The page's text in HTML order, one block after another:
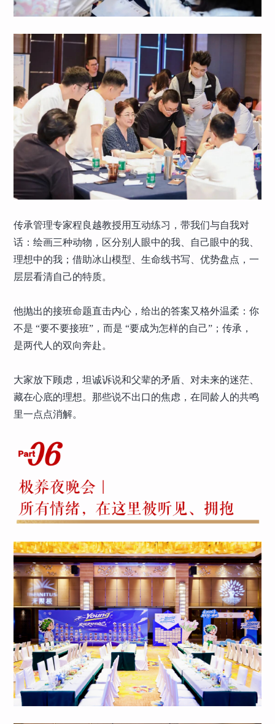
传承管理专家程良越教授用互动练习，带我们与自我对
话：绘画三种动物，区分别人眼中的我、自己眼中的我、
理想中的我；借助冰山模型、生命线书写、优势盘点，一
层层看清自己的特质。
他抛出的接班命题直击内心，给出的答案又格外温柔：你
不是 “要不要接班”，而是 “要成为怎样的自己”；传承，
是两代人的双向奔赴。
大家放下顾虑，坦诚诉说和父辈的矛盾、对未来的迷茫、
藏在心底的理想。那些说不出口的焦虑，在同龄人的共鸣
里一点点消解。